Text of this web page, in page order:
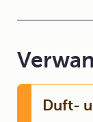
Duft-